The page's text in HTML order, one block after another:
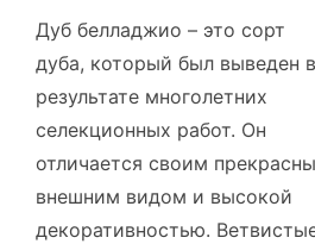
Дуб белладжио – это сорт
дуба, который был выведен в
результате многолетних
селекционных работ. Он
отличается своим
внешним видом и высокой
декоративностью.